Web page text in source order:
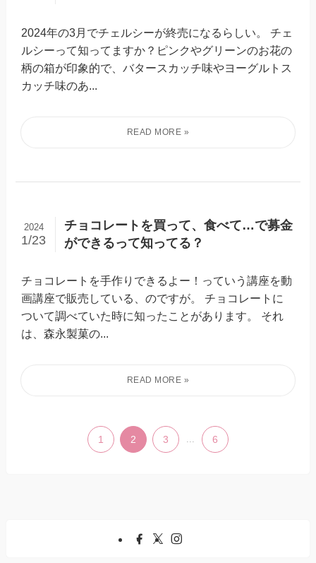
2024年の3月でチェルシーが終売になるらしい。 チェ
ルシーって知ってますか？ピンクやグリーンのお花の
柄の箱が印象的で、バタースカッチ味やヨーグルトス
カッチ味のあ...
チョコレートを買って、食べて…で募金
ができるって知ってる？
2024
1/23
チョコレートを手作りできるよー！っていう講座を動
画講座で販売している、のですが。 チョコレートに
ついて調べていた時に知ったことがあります。 それ
は、森永製菓の...
1 2 3 6